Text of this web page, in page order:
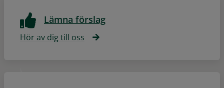
Lämna förslag
Hör av dig till oss